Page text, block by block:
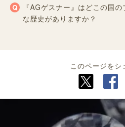
『AGゲスナー』はどこの国
な歴史がありますか？
このページをシ